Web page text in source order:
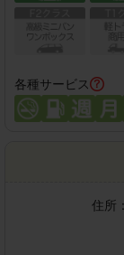
各種サービス
住所：